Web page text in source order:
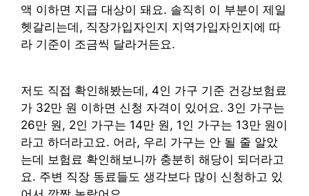
액 이하면 지급 대상이 돼요. 솔직히 이 부분이 제일
헷갈리는데, 직장가입자인지 지역가입자인지에 따
라 기준이 조금씩 달라거든요.
저도 직접 확인해봤는데, 4인 가구 기준 건강보험료
가 32만 원 이하면 신청 자격이 있어요. 3인 가구는
26만 원, 2인 가구는 14만 원, 1인 가구는 13만 원이
라고 하더라고요. 어라, 우리 가구는 안 될 줄 알았
는데 보험료 확인해보니까 충분히 해당이 되더라고
요. 주변 직장 동료들도 생각보다 많이 신청하고 있